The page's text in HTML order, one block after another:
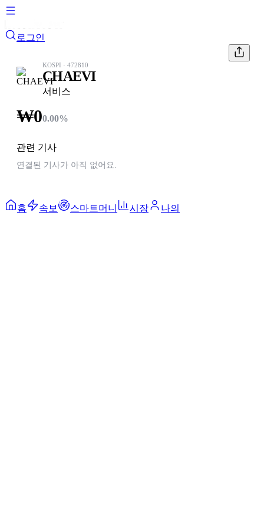
로그인
KOSPI · 472810
CHAEVI
서비스
₩00.00%
관련 기사
연결된 기사가 아직 없어요.
홈 속보 스마트머니 시장 나의